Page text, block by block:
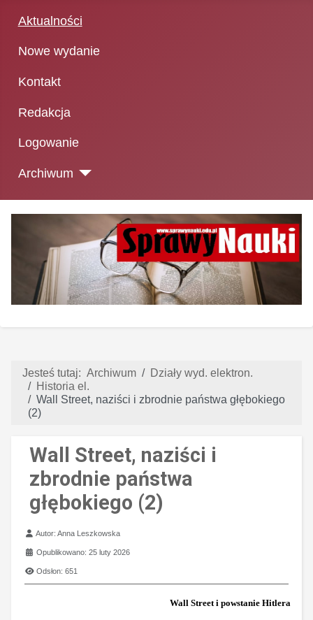
Aktualności
Nowe wydanie
Kontakt
Redakcja
Logowanie
Archiwum
Jesteś tutaj: Archiwum
Działy wyd. elektron.
Historia el.
Wall Street, naziści i zbrodnie państwa głębokiego
(2)
Wall Street, naziści i
zbrodnie państwa
głębokiego (2)
Szczegóły
Autor:Anna Leszkowska
Opublikowano: 25 luty 2026
Odsłon: 651
Wall Street i powstanie Hitlera